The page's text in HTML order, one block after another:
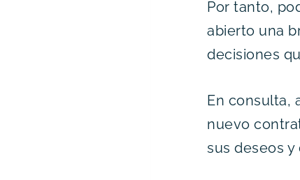
Por tanto,
abierto una
decisiones
En consulta,
nuevo
sus deseos